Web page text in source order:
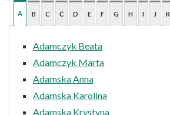
A B C Ć D E F G H I J K
Adamczyk Beata
Adamczyk Marta
Adamska Anna
Adamska Karolina
Adamska Krystyna